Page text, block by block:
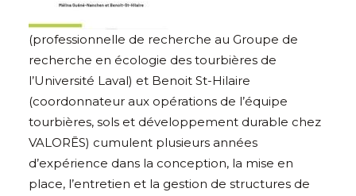
(professionnelle de recherche au Groupe de
recherche en écologie des tourbières de
l’Université Laval) et Benoit St-Hilaire
(coordonnateur aux opérations de l’équipe
tourbières, sols et développement durable chez
VALORĒS) cumulent plusieurs années
d’expérience dans la conception, la mise en
place, l’entretien et la gestion de structures de